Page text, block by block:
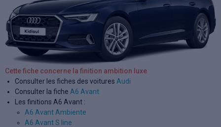
Cette fiche concerne la finition ambition luxe
Consulter les fiches des voitures Audi
Consulter la fiche A6 Avant
Les finitions A6 Avant :
A6 Avant Ambiente
A6 Avant S line